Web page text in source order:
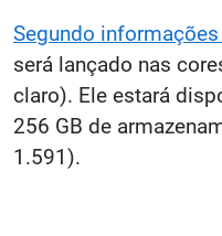
Segundo
será lançado nas
claro). Ele estará
256 GB de
1.591).